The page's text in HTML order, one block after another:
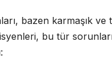
bazen karmaşık
bu tür